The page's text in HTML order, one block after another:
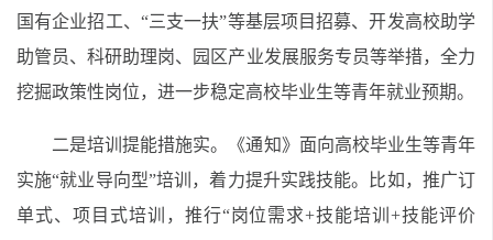
国有企业招工、“三支一扶”等基层项目招募、开发高校助学
助管员、科研助理岗、园区产业发展服务专员等举措，全力
挖掘政策性岗位，进一步稳定高校毕业生等青年就业预期。
二是培训提能措施实。《通知》面向高校毕业生等青年
实施“就业导向型”培训，着力提升实践技能。比如，推广订
单式、项目式培训，推行“岗位需求+技能培训+技能评价